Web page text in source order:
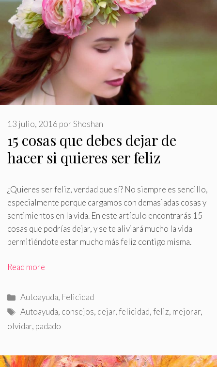
15 cosas que debes dejar de
hacer si quieres ser feliz
13 julio, 2016 porShoshan
¿Quieres ser feliz, verdad que sí? No siempre es sencillo,
especialmente porque cargamos con demasiadas cosas y
sentimientos en la vida. En este artículo encontrarás 15
cosas que podrías dejar, y se te aliviará mucho la vida
permitiéndote estar mucho más feliz contigo misma.
Read more
Categorías
Autoayuda, Felicidad
Etiquetas
Autoayuda, consejos, dejar,felicidad,feliz, mejorar,
olvidar, padado